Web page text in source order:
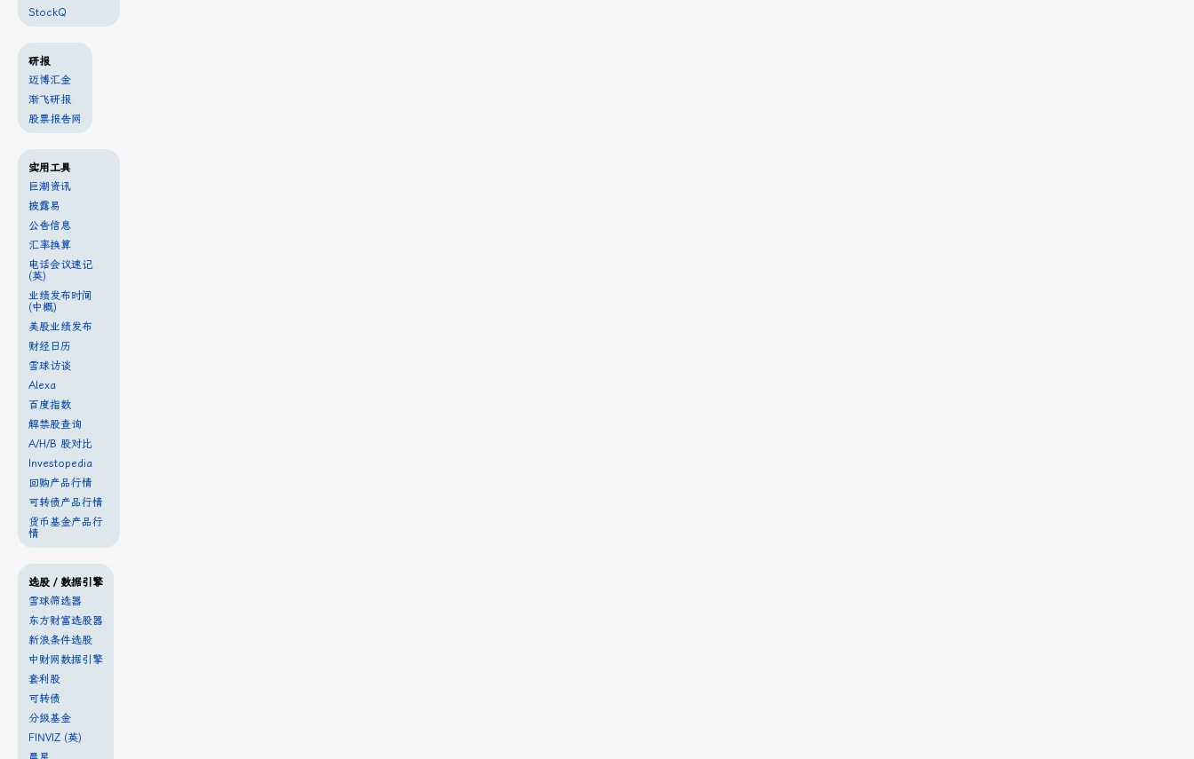
StockQ
研报
迈博汇金
渐飞研报
股票报告网
实用工具
巨潮资讯
披露易
公告信息
汇率换算
电话会议速记
(英)
业绩发布时间
(中概)
美股业绩发布
财经日历
雪球访谈
Alexa
百度指数
解禁股查询
A/H/B 股对比
Investopedia
回购产品行情
可转债产品行情
货币基金产品行
情
选股 / 数据引擎
雪球筛选器
东方财富选股器
新浪条件选股
中财网数据引擎
套利股
可转债
分级基金
FINVIZ (英)